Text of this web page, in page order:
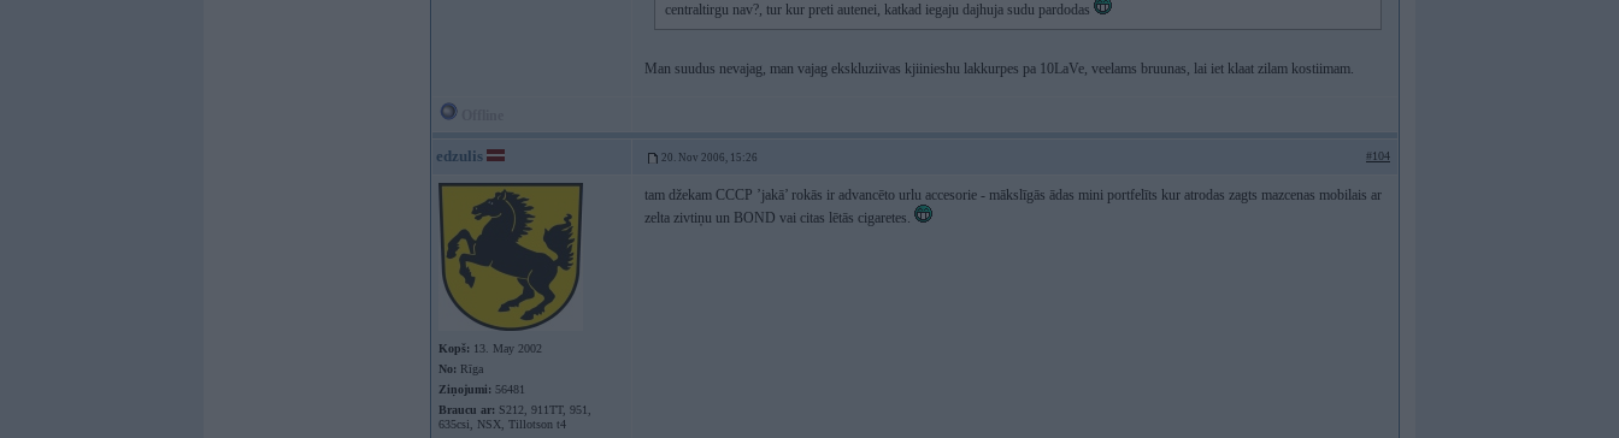
centraltirgu nav?, tur kur preti autenei, katkad iegaju dajhuja sudu pardodas
Man suudus nevajag, man vajag ekskluziivas kjiinieshu lakkurpes pa 10LaVe, veelams bruunas, lai iet klaat zilam kostiimam.
edzulis 20. Nov 2006, 15:26 #104
Kopš: 13. May 2002
No: Rīga
Ziņojumi: 56481
Braucu ar: S212, 911TT, 951,
635csi, NSX, Tillotson t4
tam džekam CCCP ’jakā’ rokās ir advancēto urlu accesorie - mākslīgās ādas mini portfelīts kur atrodas zagts mazcenas mobilais ar
zelta zivtiņu un BOND vai citas lētās cigaretes.